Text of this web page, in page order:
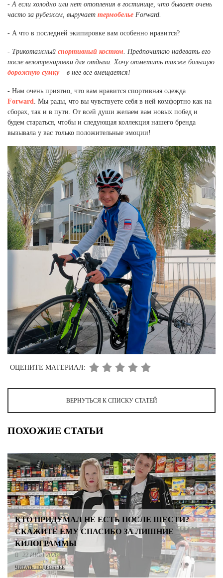
- А если холодно или нет отопления в гостинице, что бывает очень
часто за рубежом, выручает термобелье Forward.
- А что в последней экипировке вам особенно нравится?
- Трикотажный спортивный костюм. Предпочитаю надевать его
после велотренировки для отдыха. Хочу отметить также большую
дорожную сумку– в нее все вмещается!
- Нам очень приятно, что вам нравится спортивная одежда
Forward. Мы рады, что вы чувствуете себя в ней комфортно как на
сборах, так и в пути. От всей души желаем вам новых побед и
будем стараться, чтобы и следующая коллекция нашего бренда
вызывала у вас только положительные эмоции!
ОЦЕНИТЕ МАТЕРИАЛ:
ВЕРНУТЬСЯ К СПИСКУ СТАТЕЙ
ПОХОЖИЕ СТАТЬИ
КТО ПРИДУМАЛ НЕ ЕСТЬ ПОСЛЕ ШЕСТИ?
СКАЖИТЕ ЕМУ СПАСИБО ЗА ЛИШНИЕ
КИЛОГРАММЫ
22 ИЮЛ 2026
ЧИТАТЬ ПОДРОБНЕЕ